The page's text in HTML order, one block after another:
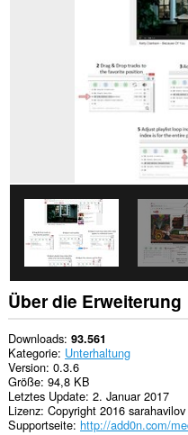
Über die Erweiterung
Downloads 93.561
Kategorie Unterhaltung
Version 0.3.6
Größe 94,8 KB
Letztes Update 2. Januar 2017
Lizenz Copyright 2016 sarahavilov
Supportseite http://add0n.com/